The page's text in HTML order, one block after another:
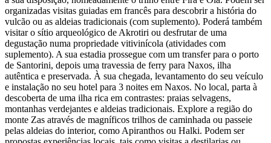
organizadas visitas guiadas em francês para descobrir a história do
vulcão ou as aldeias tradicionais (com suplemento). Poderá também
visitar o sítio arqueológico de Akrotiri ou desfrutar de uma
degustação numa propriedade vitivinícola (atividades com
suplemento). A sua estadia prossegue com um transfer para o porto
de Santorini, depois uma travessia de ferry para Naxos, ilha
autêntica e preservada. À sua chegada, levantamento do seu veículo
e instalação no seu hotel para 3 noites em Naxos. No local, parta à
descoberta de uma ilha rica em contrastes: praias selvagens,
montanhas verdejantes e aldeias tradicionais. Explore a região do
monte Zas através de magníficos trilhos de caminhada ou passeie
pelas aldeias do interior, como Apiranthos ou Halki. Podem ser